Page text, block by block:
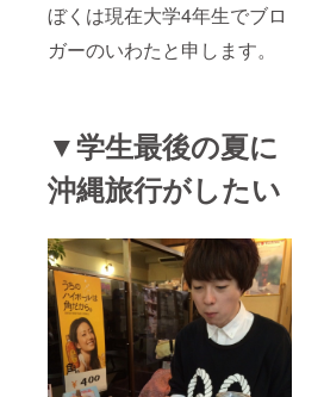
ぼくは現在大学4年生でブロ
ガーのいわたと申します。
▼学生最後の夏に
沖縄旅行がしたい